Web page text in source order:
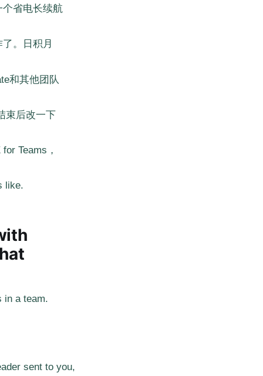
省电长续航
。日积月
和其他团队
束后改一下
Teams，
like.
in a team.
sent to you,